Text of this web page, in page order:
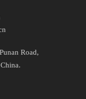
Road,